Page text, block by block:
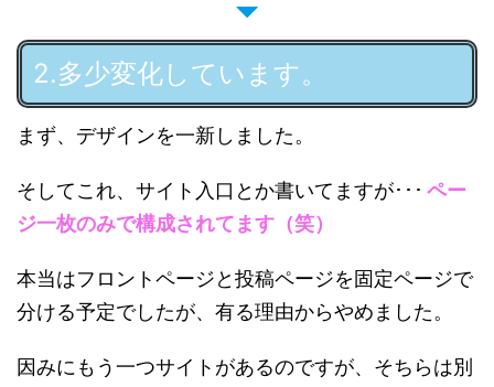
2.多少変化しています。
まず、デザインを一新しました。
そしてこれ、サイト入口とか書いてますが･･･ ペー
ジ一枚のみで構成されてます（笑）
本当はフロントページと投稿ページを固定ページで
分ける予定でしたが、有る理由からやめました。
因みにもう一つサイトがあるのですが、そちらは別